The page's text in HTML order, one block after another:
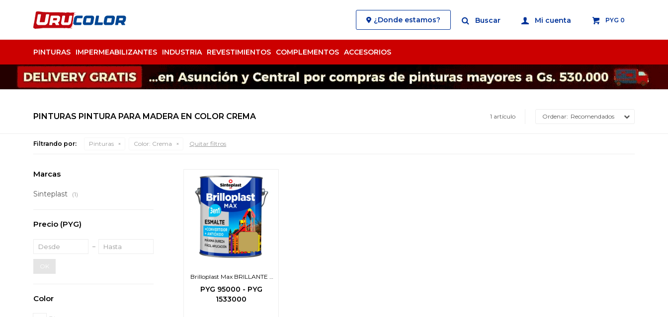
PINTURAS IMPERMEABILIZANTES INDUSTRIA REVESTIMIENTOS COMPLEMENTOS ACCESORIOS
PYG 0
¿Donde estamos?
PINTURAS PINTURA PARA MADERA EN COLOR CREMA 1 artículo Recomendados
Filtrando por: Pinturas Color: Crema Quitar filtros
Brilloplast Max BRILLANTE -
3en1-
PYG 95000 - PYG
1533000
Marcas
Sinteplast (1)
Precio (PYG)
OK
Color